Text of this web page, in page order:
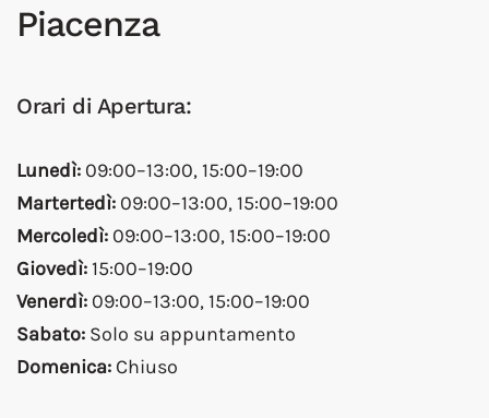
Piacenza
Orari di Apertura:
Lunedì: 09:00–13:00, 15:00–19:00
Martertedì: 09:00–13:00, 15:00–19:00
Mercoledì: 09:00–13:00, 15:00–19:00
Giovedì:15:00–19:00
Venerdì: 09:00–13:00, 15:00–19:00
Sabato: Solo su appuntamento
Domenica: Chiuso